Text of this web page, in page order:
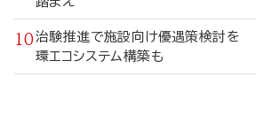
治験推進で施設向け優遇策検討
環エコシステム構築も